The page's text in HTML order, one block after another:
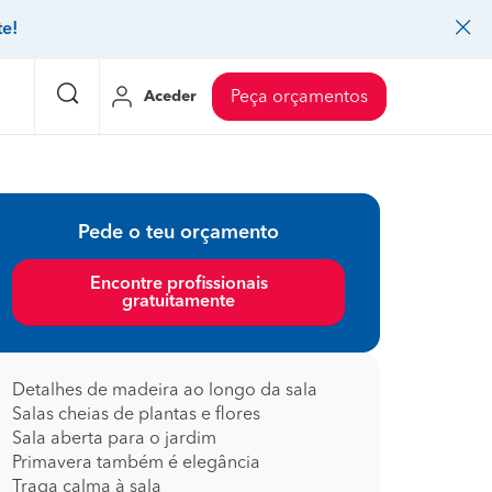
Mudanças
Decoração de interiores
Controlo de pragas
Faz tudo
Gesso cartonado
Jardinagem
Carpintaria e marcenaria
Pintura
Canalização
Limpeza
Preço Instalação de painel sandwich
Preço Arquitetos
Preço Controlo de pragas
Preço Pavimentos
Aceder Peça orçamentos
Pede o teu orçamento
Encontre profissionais
gratuitamente
Detalhes de madeira ao longo da sala
Salas cheias de plantas e flores
Sala aberta para o jardim
Primavera também é elegância
Traga calma à sala